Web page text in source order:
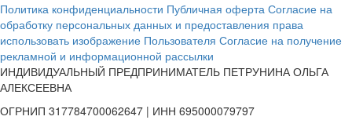
Политика конфиденциальности Публичная оферта Согласие на
обработку персональных данных и предоставления права
использовать изображение Пользователя Согласие на получение
рекламной и информационной рассылки
ИНДИВИДУАЛЬНЫЙ ПРЕДПРИНИМАТЕЛЬ ПЕТРУНИНА ОЛЬГА
АЛЕКСЕЕВНА
ОГРНИП 317784700062647 | ИНН 695000079797